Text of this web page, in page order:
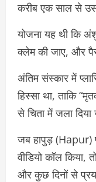
करीब एक साल से
योजना यह थी कि
क्लेम की जाए, और
अंतिम संस्कार में
हिस्सा था, ताकि
से चिता में जला दिया
जब हापुड़ (Hapur)
वीडियो कॉल किया,
और कुछ दिनों से